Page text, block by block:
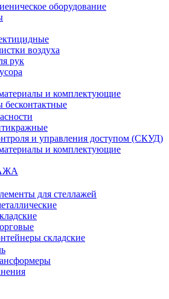
оборудование
воздуха
рук
и комплектующие
бесконтактные
и управления доступом (СКУД)
и комплектующие
для стеллажей
складские